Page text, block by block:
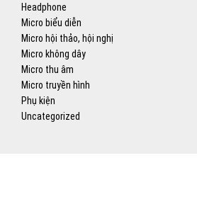
Headphone
Micro biểu diễn
Micro hội thảo, hội nghị
Micro không dây
Micro thu âm
Micro truyền hình
Phụ kiện
Uncategorized